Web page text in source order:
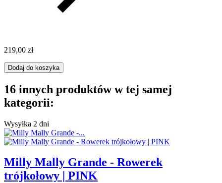
219,00 zł
Dodaj do koszyka
16 innych produktów w tej samej
kategorii:
Wysyłka 2 dni
Milly Mally Grande - Rowerek
trójkołowy | PINK